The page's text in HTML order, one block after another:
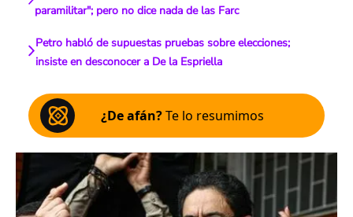
paramilitar"; pero no dice nada de las Farc
Petro habló de supuestas pruebas sobre elecciones;
insiste en desconocer a De la Espriella
¿De afán?Te lo resumimos